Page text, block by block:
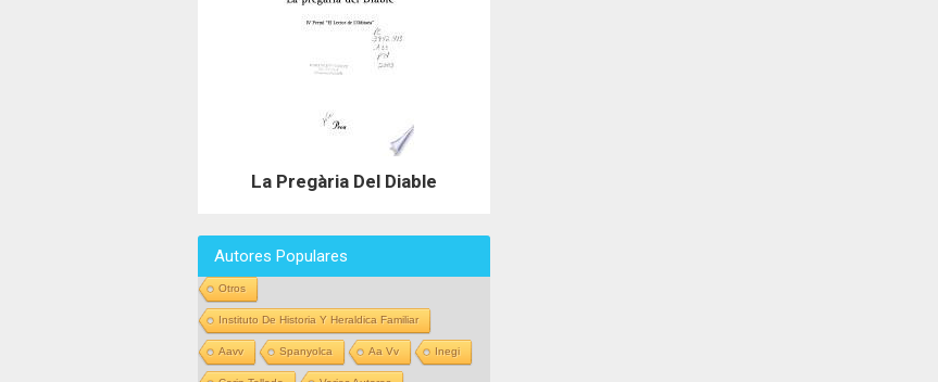
La Pregària Del Diable
Autores Populares
Otros
Instituto De Historia Y Heraldica Familiar
Aavv Spanyolca Aa Vv Inegi